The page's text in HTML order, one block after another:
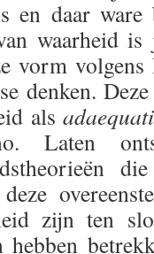
en daar ware
waarheid
vorm volgens
denken.
als
Laten
zijn ten
hebben